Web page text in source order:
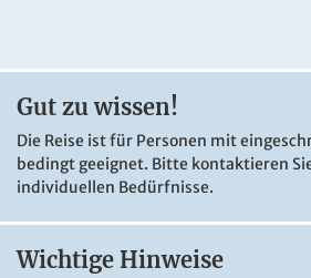
Rumänien.
Wichtige Hinweise
Gut zu wissen!
Die Reise ist für Personen mit
bedingt geeignet. Bitte kontaktieren
individuellen Bedürfnisse.